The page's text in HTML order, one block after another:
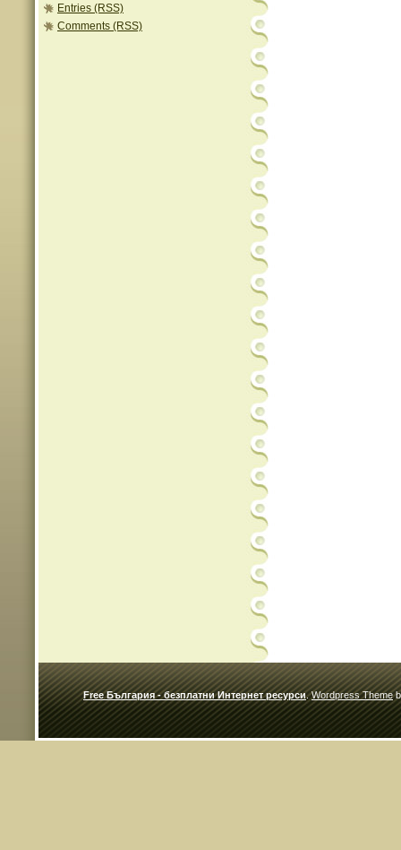
Entries (RSS)
Comments (RSS)
Free България - безплатни Интернет ресурси.Wordpress Theme